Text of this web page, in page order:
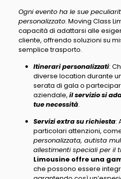
Ogni evento ha le sue
personalizzato. Moving Class
capacità di adattarsi alle
cliente, offrendo soluzioni su
semplice trasporto.
Itinerari personalizzati:
diverse location durante
serata di gala o
aziendale, il servizio si
tue necessità.
Servizi extra su richiesta:
particolari attenzioni,
personalizzata, autista
allestimenti speciali per il
Limousine offre una
che possono essere